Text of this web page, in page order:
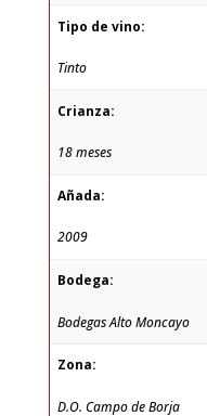
Tipo de vino:
Tinto
Crianza:
18 meses
Añada:
2009
Bodega:
Bodegas Alto Moncayo
Zona:
D.O. Campo de Borja